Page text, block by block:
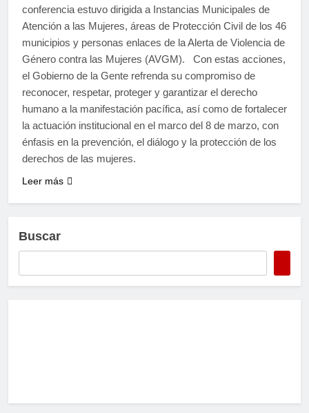
conferencia estuvo dirigida a Instancias Municipales de
Atención a las Mujeres, áreas de Protección Civil de los 46
municipios y personas enlaces de la Alerta de Violencia de
Género contra las Mujeres (AVGM). Con estas acciones,
el Gobierno de la Gente refrenda su compromiso de
reconocer, respetar, proteger y garantizar el derecho
humano a la manifestación pacífica, así como de fortalecer
la actuación institucional en el marco del 8 de marzo, con
énfasis en la prevención, el diálogo y la protección de los
derechos de las mujeres.
Leer más
Buscar